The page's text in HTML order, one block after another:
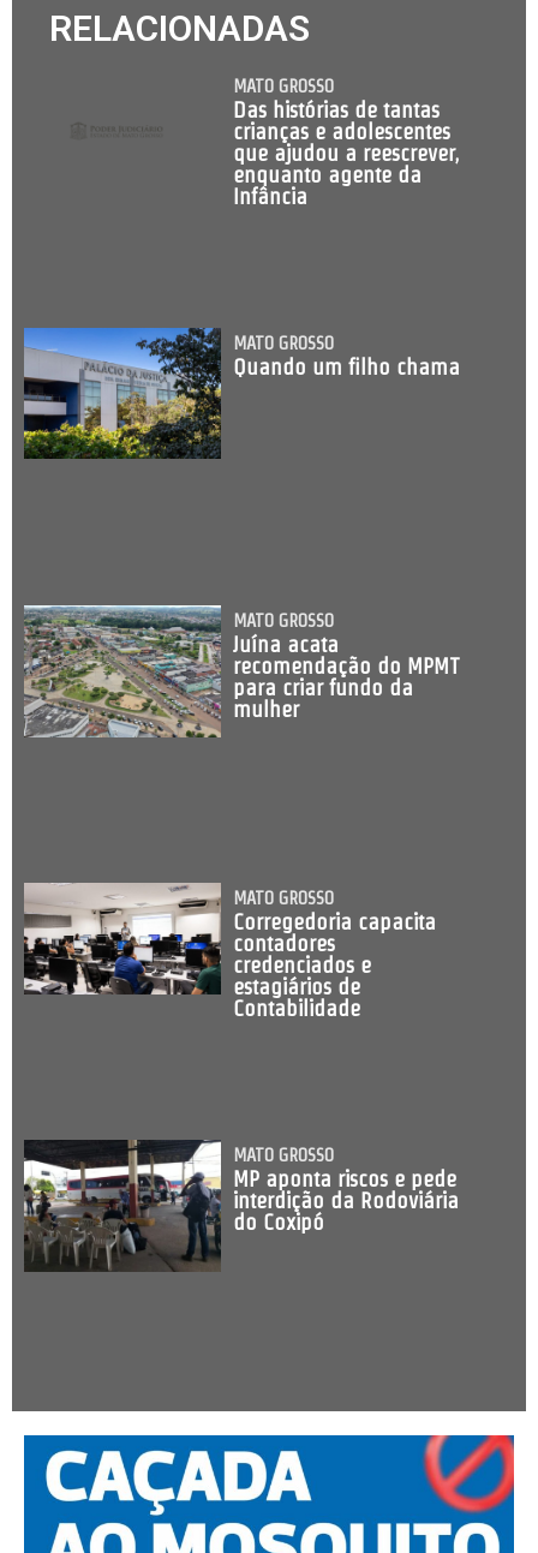
RELACIONADAS
MATO GROSSO
Das histórias de tantas
crianças e adolescentes
que ajudou a reescrever,
enquanto agente da
Infância
MATO GROSSO
Quando um filho chama
MATO GROSSO
Juína acata
recomendação do MPMT
para criar fundo da
mulher
MATO GROSSO
Corregedoria capacita
contadores
credenciados e
estagiários de
Contabilidade
MATO GROSSO
MP aponta riscos e pede
interdição da Rodoviária
do Coxipó